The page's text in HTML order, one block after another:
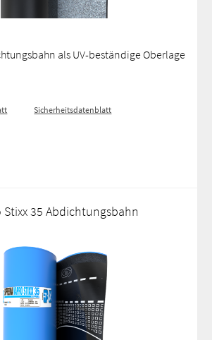
als UV-beständige Oberlage
Sicherheitsdatenblatt
35 Abdichtungsbahn